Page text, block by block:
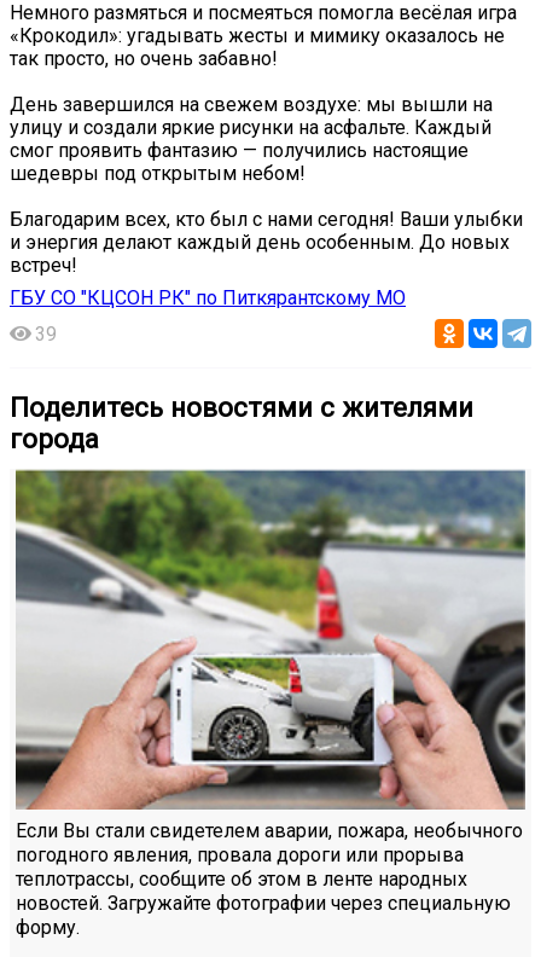
Немного размяться и посмеяться помогла весёлая игра
«Крокодил»: угадывать жесты и мимику оказалось не
так просто, но очень забавно!
День завершился на свежем воздухе: мы вышли на
улицу и создали яркие рисунки на асфальте. Каждый
смог проявить фантазию — получились настоящие
шедевры под открытым небом! ️
️Благодарим всех, кто был с нами сегодня! Ваши улыбки
и энергия делают каждый день особенным. До новых
встреч!️
ГБУ СО "КЦСОН РК" по Питкярантскому МО
39
Поделитесь новостями с жителями
города
Если Вы стали свидетелем аварии, пожара, необычного
погодного явления, провала дороги или прорыва
теплотрассы, сообщите об этом в ленте народных
новостей. Загружайте фотографии через специальную
форму.